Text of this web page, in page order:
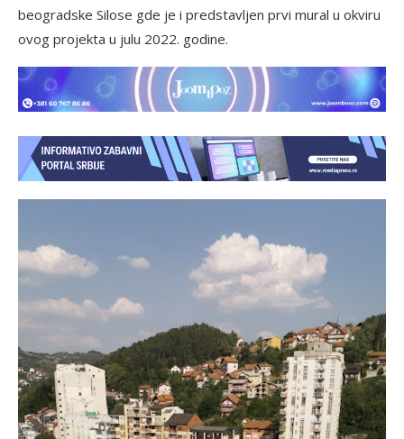
beogradske Silose gde je i predstavljen prvi mural u okviru
ovog projekta u julu 2022. godine.